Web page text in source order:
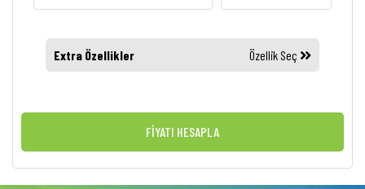
Extra Özellikler Özellik Seç
FİYATI HESAPLA